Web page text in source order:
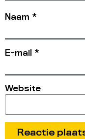
Naam *
E-mail *
Website